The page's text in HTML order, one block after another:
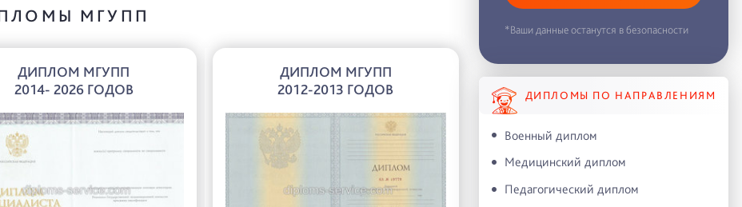
МГУПП
ДИПЛОМ МГУПП
2014- 2026 ГОДОВ
ДИПЛОМ МГУПП
2012-2013 ГОДОВ
*Ваши данные останутся в безопасности
ДИПЛОМЫ ПО НАПРАВЛЕНИЯМ
Военный диплом
Медицинский диплом
Педагогический диплом